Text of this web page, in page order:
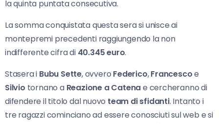
la quinta puntata consecutiva.
La somma conquistata questa sera si unisce ai
montepremi precedenti raggiungendo la non
indifferente cifra di 40.345 euro.
Stasera i Bubu Sette, ovvero Federico,Francescoe
Silvio tornano a Reazione a Catenae cercheranno di
difendere il titolo dal nuovo team di sfidanti. Intanto i
tre ragazzi cominciano ad essere conosciuti sul web e si